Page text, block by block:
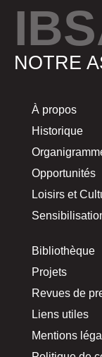
NOTRE
À propos
Historique
Opportunités
Loisirs et
Bibliothèque
Projets
Revues de
Liens utiles
Mentions